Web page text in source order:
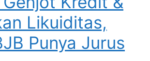
Likuiditas,
Punya Jurus